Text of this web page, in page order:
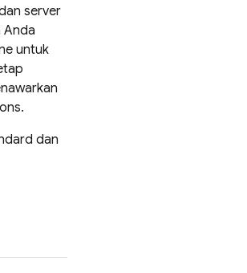
server
Anda
untuk
dan